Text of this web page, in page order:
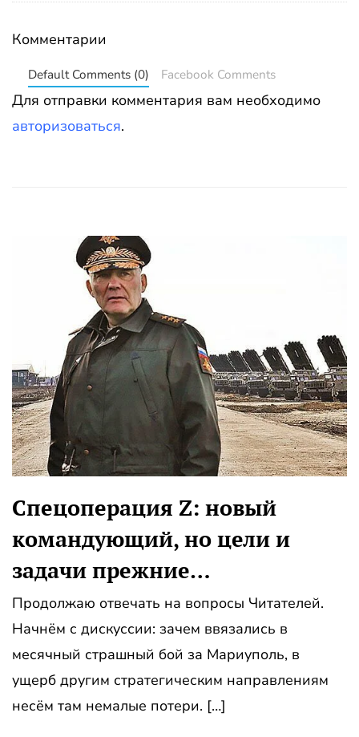
Комментарии
Default Comments (0) Facebook Comments
Для отправки комментария вам необходимо
авторизоваться.
Спецоперация Z: новый
командующий, но цели и
задачи прежние…
Продолжаю отвечать на вопросы Читателей.
Начнём с дискуссии: зачем ввязались в
месячный страшный бой за Мариуполь, в
ущерб другим стратегическим направлениям
несём там немалые потери. […]